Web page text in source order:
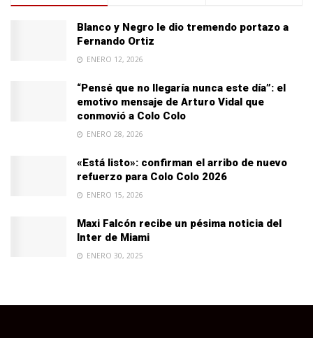
Blanco y Negro le dio tremendo portazo a
Fernando Ortiz
ENERO 12, 2026
“Pensé que no llegaría nunca este día”: el
emotivo mensaje de Arturo Vidal que
conmovió a Colo Colo
ENERO 28, 2026
«Está listo»: confirman el arribo de nuevo
refuerzo para Colo Colo 2026
ENERO 15, 2026
Maxi Falcón recibe un pésima noticia del
Inter de Miami
ENERO 30, 2025